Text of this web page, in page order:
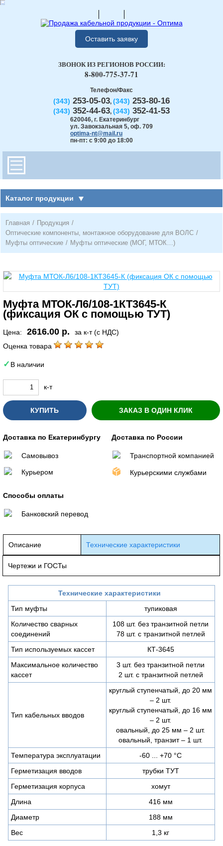
Оставить заявку
Телефон/Факс
(343) 253-05-03, (343) 253-80-16
(343) 352-44-63, (343) 352-41-53
620046, г. Екатеринбург
ул. Завокзальная 5, оф. 709
optima-nt@mail.ru
пн-пт: с 9:00 до 18:00
ЗВОНОК ИЗ РЕГИОНОВ РОССИИ:
8-800-775-37-71
Каталог продукции
Главная / Продукция /
Оптические компоненты, монтажное оборудование для ВОЛС /
Муфты оптические / Муфты оптические (МОГ, МТОК…)
Муфта МТОК-Л6/108-1КТ3645-К
(фиксация ОК с помощью ТУТ)
Цена: 2616.00 р.
за к-т (с НДС)
Оценка товара
В наличии
к-т
КУПИТЬ ЗАКАЗ В ОДИН КЛИК
Доставка по Екатеринбургу
Самовывоз
Курьером
Доставка по России
Транспортной компанией
Курьерскими службами
Способы оплаты
Банковский перевод
Описание Технические характеристики
Чертежи и ГОСТы
Технические характеристики
Тип муфты
тупиковая
Количество сварных
соединений
108 шт. без транзитной петли
78 шт. с транзитной петлей
Тип используемых кассет
КТ-3645
Максимальное количество
кассет
3 шт. без транзитной петли
2 шт. с транзитной петлей
Тип кабельных вводов
круглый ступенчатый, до 20 мм
– 2 шт.
круглый ступенчатый, до 16 мм
– 2 шт.
овальный, до 25 мм – 2 шт.
овальный, транзит – 1 шт.
Температура эксплуатации
-60 ... +70 °С
Герметизация вводов
трубки ТУТ
Герметизация корпуса
хомут
Длина
416 мм
Диаметр
188 мм
Вес
1,3 кг